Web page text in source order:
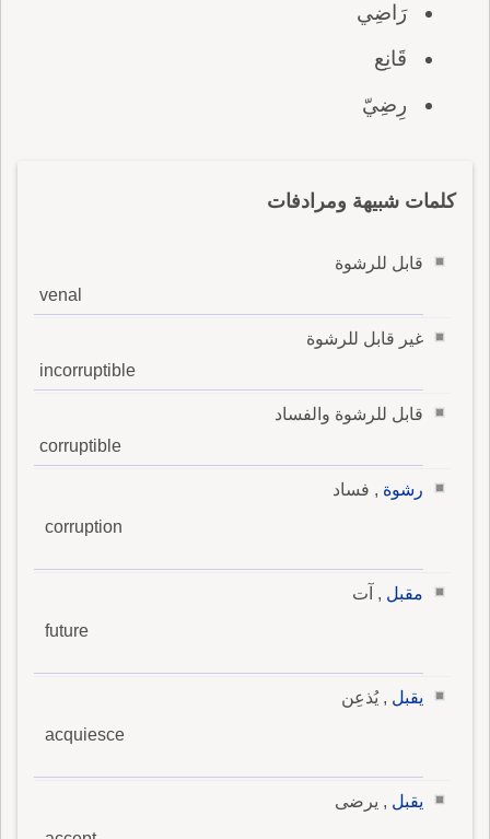
رَاضِي
قَانِع
رِضِيّ
كلمات شبيهة ومرادفات
قابل للرشوة
venal
غير قابل للرشوة
incorruptible
قابل للرشوة والفساد
corruptible
رشوة , فساد
corruption
مقبل , آت
future
يقبل , يُذعِن
acquiesce
يقبل , يرضى